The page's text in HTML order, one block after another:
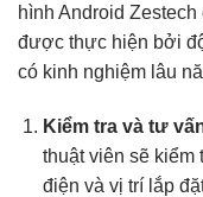
hình Android
được thực hiện bởi
có kinh nghiệm lâu
Kiểm tra và tư
thuật viên sẽ kiểm
điện và vị trí lắp